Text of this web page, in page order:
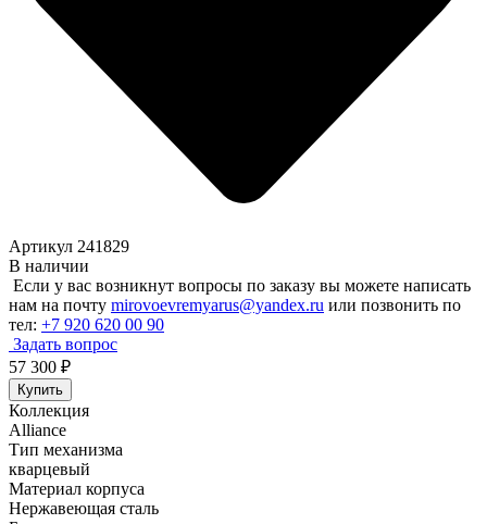
Артикул 241829
В наличии
Если у вас возникнут вопросы по заказу вы можете написать
нам на почту mirovoevremyarus@yandex.ru или позвонить по
тел: +7 920 620 00 90
Задать вопрос
57 300 ₽
Купить
Коллекция
Alliance
Тип механизма
кварцевый
Материал корпуса
Нержавеющая сталь